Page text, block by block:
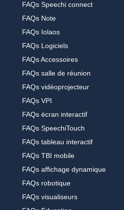
FAQs Speechi connect
FAQs Note
FAQs Iolaos
FAQs Logiciels
FAQs Accessoires
FAQs salle de réunion
FAQs vidéoprojecteur
FAQs VPI
FAQs écran interactif
FAQs SpeechiTouch
FAQs tableau interactif
FAQs TBI mobile
FAQs affichage dynamique
FAQs robotique
FAQs visualiseurs